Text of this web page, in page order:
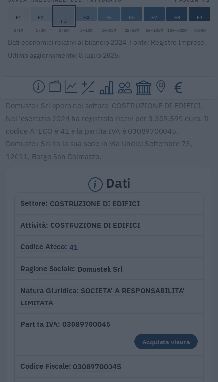
F1 F2 F3 F4 F5 F6 F7 F8 F9
0-1M 1-2M 2-5M 5-10M 10-25M 25-50M 50-100M 100-500M >500M
Dati economici relativi al bilancio 2024. Fonte: Registro Imprese.
Ultimo aggiornamento: 8 luglio 2026.
Domustek Srl opera nel settore: COSTRUZIONE DI EDIFICI.
Nell'esercizio 2024 ha registrato ricavi per 3.309.599 euro. Il
codice ATECO è 41 e la partita IVA è 03089700045.
Domustek Srl ha la sua sede in Via Undici Settembre 73,
12011, Borgo San Dalmazzo.
Dati
Settore COSTRUZIONE DI EDIFICI
Attività COSTRUZIONE DI EDIFICI
Codice Ateco 41
Ragione Sociale Domustek Srl
Natura Giuridica SOCIETA' A RESPONSABILITA'
LIMITATA
Partita IVA 03089700045
Acquista visura
Codice Fiscale 03089700045